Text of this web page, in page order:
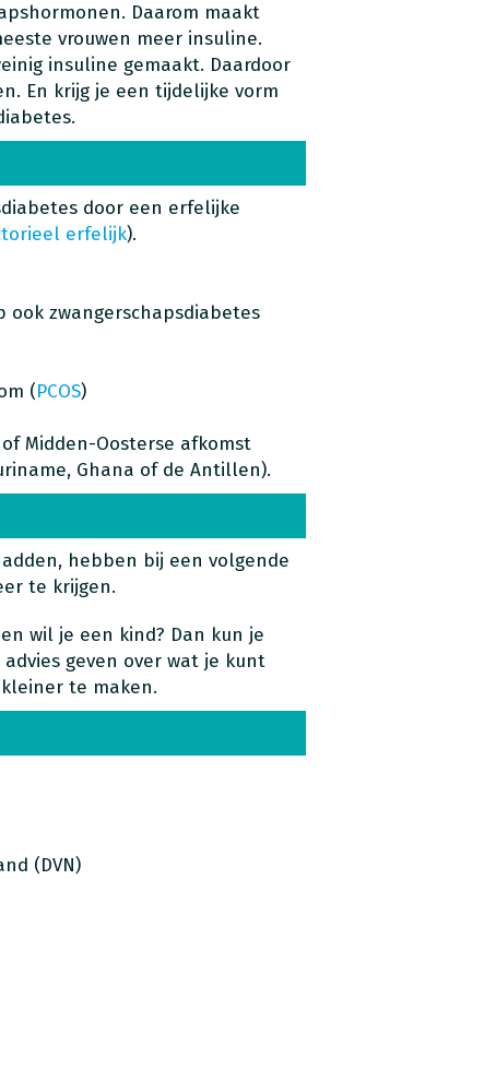
Daarom maakt
vrouwen meer insuline.
insuline gemaakt. Daardoor
En krijg je een tijdelijke vorm
door een erfelijke
erfelijk).
ook zwangerschapsdiabetes
(PCOS)
Midden-Oosterse afkomst
Ghana of de Antillen).
hebben bij een volgende
te krijgen.
wil je een kind? Dan kun je
geven over wat je kunt
te maken.
(DVN)